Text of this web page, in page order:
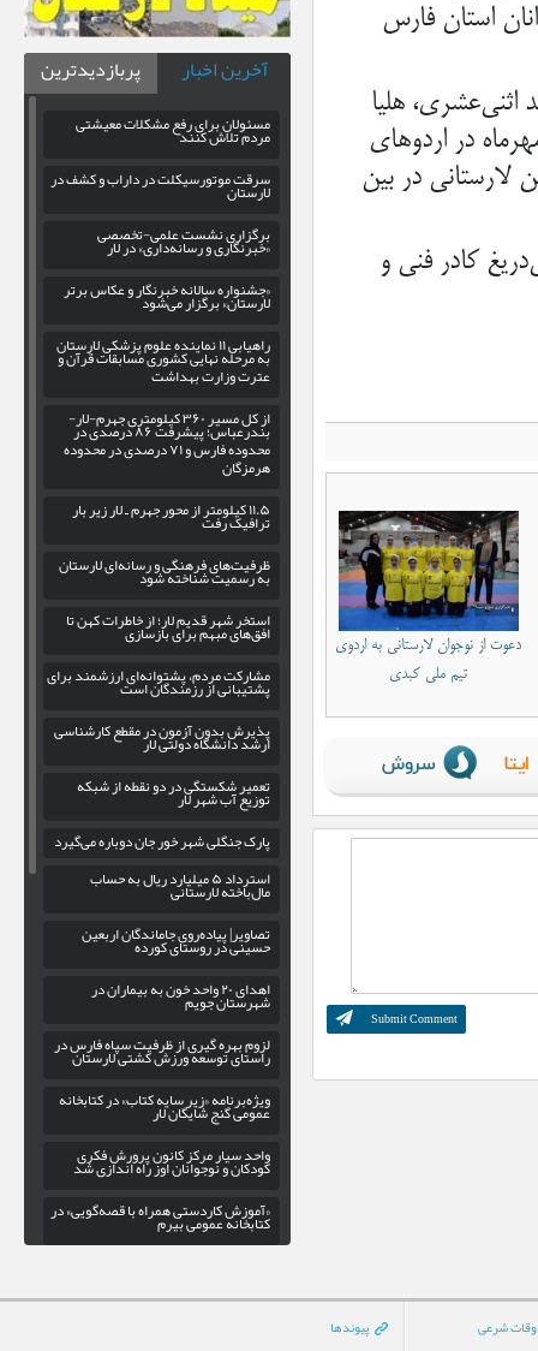
استان فارس
اثنی‌عشری، هلیا
زارع* به سرپرستی *عارفه مسلمانی* از تاریخ ۱۶ مهرماه در اردوهای
لارستانی در بین
کادر فنی و
دعوت از نوجوان لارستانی به اردوی
تیم ملی کبدی
آخرین اخبار پربازدیدترین
مسئولان برای رفع مشکلات معیشتی
مردم تلاش کنند
سرقت موتورسیکلت در داراب و کشف در
لارستان
برگزاری نشست علمی-تخصصی
«خبرنگاری و رسانه‌داری» در لار
«جشنواره سالانه خبرنگار و عکاس برتر
لارستان» برگزار می‌شود
راهیابی ۱۱ نماینده علوم پزشکی لارستان
به مرحله نهایی کشوری مسابقات قرآن و
عترت وزارت بهداشت
از کل مسیر ۳۶۰ کیلومتری جهرم-لار-
بندرعباس؛ پیشرفت ۸۶ درصدی در
محدوده فارس و ۷۱ درصدی در محدوده هرمزگان
۱۱.۵ کیلومتر از محور جهرم ـ لار زیر بار
ترافیک رفت
ظرفیت‌های فرهنگی و رسانه‌ای لارستان
به رسمیت شناخته شود
استخر شهر قدیم لار؛ از خاطرات کهن تا
افق‌های مبهم برای بازسازی
مشارکت مردم، پشتوانه‌ای ارزشمند برای
پشتیبانی از رزمندگان است
پذیرش بدون آزمون در مقطع کارشناسی
ارشد دانشگاه دولتی لار
تعمیر شکستگی در دو نقطه از شبکه
توزیع آب شهر لار
پارک جنگلی شهر خور جان دوباره می‌گیرد
استرداد ۵ میلیارد ریال به حسابمال‌باخته لارستانی
تصاویر| پیاده‌روی جاماندگان اربعین
حسینی در روستای کورده
اهدای ۲۰ واحد خون به بیماران درشهرستان جویم
لزوم بهره‌ گیری از ظرفیت سپاه فارس در
راستای توسعه ورزش کشتی لارستان
ویژه‌برنامه «زیر سایه کتاب» در کتابخانه
عمومی گنج شایگان لار
واحد سیار مرکز کانون پرورش فکری
کودکان و نوجوانان اوز راه اندازی شد
«آموزش کاردستی همراه با قصه‌گویی» در
کتابخانه عمومی بیرم
شرعی پیوندها